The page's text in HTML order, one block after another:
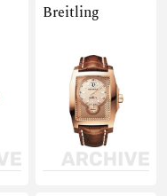
Breitling